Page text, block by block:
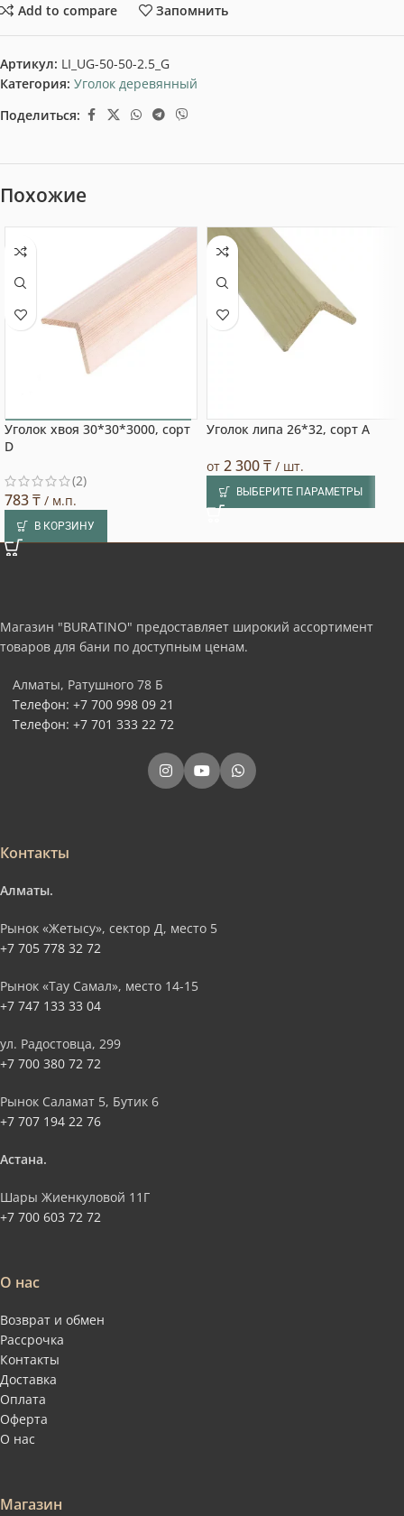
Add to compare Запомнить
Артикул: LI_UG-50-50-2.5_G
Категория: Уголок деревянный
Поделиться:
Похожие
Выбор покупателя
Уголок хвоя 30*30*3000, сорт
D
(2)
783₸ / м.п.
В КОРЗИНУ
Уголок липа 26*32, сорт А
от 2 300₸ / шт.
ВЫБЕРИТЕ ПАРАМЕТРЫ
Магазин "BURATINO" предоставляет широкий ассортимент
товаров для бани по доступным ценам.
Алматы, Ратушного 78 Б
Телефон: +7 700 998 09 21
Телефон: +7 701 333 22 72
Контакты
Алматы.
Рынок «Жетысу», сектор Д, место 5
+7 705 778 32 72
Рынок «Тау Самал», место 14-15
+7 747 133 33 04
ул. Радостовца, 299
+7 700 380 72 72
Рынок Саламат 5, Бутик 6
+7 707 194 22 76
Астана.
Шары Жиенкуловой 11Г
+7 700 603 72 72
О нас
Возврат и обмен
Рассрочка
Контакты
Доставка
Оплата
Оферта
О нас
Магазин